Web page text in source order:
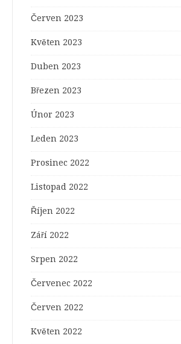
Červen 2023
Květen 2023
Duben 2023
Březen 2023
Únor 2023
Leden 2023
Prosinec 2022
Listopad 2022
Říjen 2022
Září 2022
Srpen 2022
Červenec 2022
Červen 2022
Květen 2022